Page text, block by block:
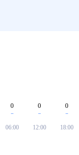
0
06:00
0
12:00
0
18:00